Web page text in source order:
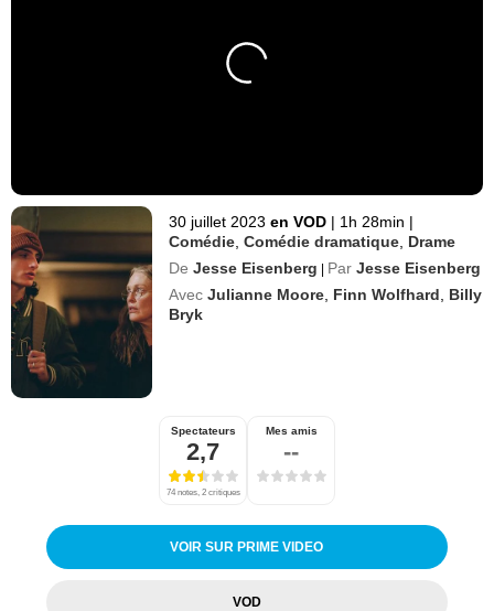
30 juillet 2023 en VOD | 1h 28min |
Comédie ,Comédie dramatique Drame
De Jesse Eisenberg | Par Jesse Eisenberg
Avec Julianne Moore Finn Wolfhard
Billy
Bryk
Spectateurs
2,7
74 notes, 2 critiques
Mes amis
--
VOIR SUR PRIME VIDEO
VOD